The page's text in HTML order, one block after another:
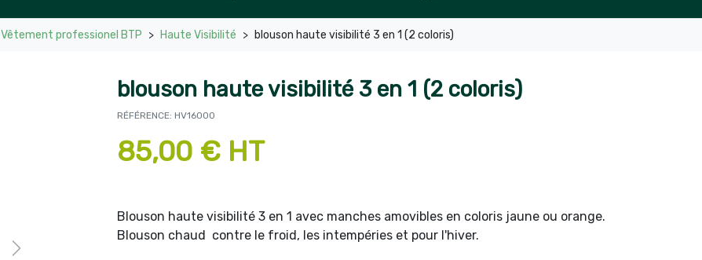
Vêtement professionel BTP Haute Visibilité blouson haute visibilité 3 en 1 (2 coloris)
Next
blouson haute visibilité 3 en 1 (2 coloris)
RÉFÉRENCE: HV16000
85,00 € HT
Blouson haute visibilité 3 en 1 avec manches amovibles en coloris jaune ou orange.
Blouson chaud contre le froid, les intempéries et pour l'hiver.